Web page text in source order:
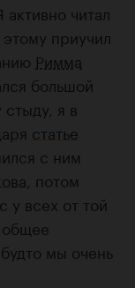
читал
приучил
Римма
большой
я в
статье
с ним
, потом
у всех от той
общее
мы очень